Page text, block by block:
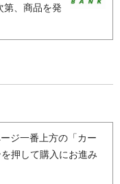
第、商品を発
ジ一番上方の「カー
押して購入にお進み